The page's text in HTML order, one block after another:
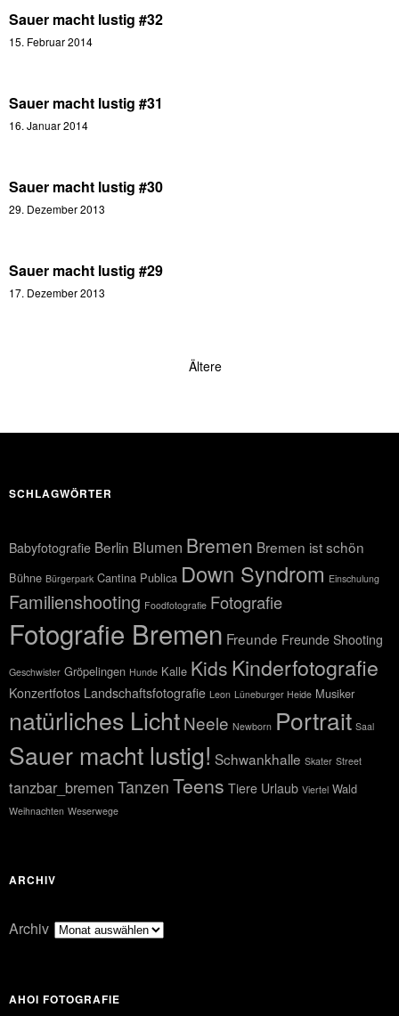
Sauer macht lustig #32
15. Februar 2014
Sauer macht lustig #31
16. Januar 2014
Sauer macht lustig #30
29. Dezember 2013
Sauer macht lustig #29
17. Dezember 2013
Ältere
SCHLAGWÖRTER
Babyfotografie Berlin Blumen Bremen Bremen ist schön
Bühne Bürgerpark Cantina Publica Down Syndrom Einschulung
Familienshooting Foodfotografie Fotografie
Fotografie Bremen Freunde Freunde Shooting
Geschwister Gröpelingen Hunde Kalle Kids Kinderfotografie
Konzertfotos Landschaftsfotografie Leon Lüneburger Heide Musiker
natürliches LichtNeele Newborn Portrait Saal
Sauer macht lustig! Schwankhalle Skater Street
tanzbar_bremen Tanzen Teens Tiere Urlaub Viertel Wald
Weihnachten Weserwege
ARCHIV
Archiv
AHOI FOTOGRAFIE